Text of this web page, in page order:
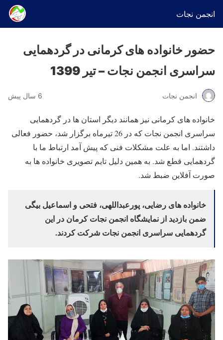
انجمن نجات
حضور خانواده های کرمانی در گردهمایی
سراسری انجمن نجات – تیر 1399
انجمن نجات 6 سال پیش
خانواده های کرمانی نیز همانند دیگر استان ها در گردهمایی
سراسری انجمن نجات که در 26 تیرماه برگزار شد، حضور فعالی
داشتند. اما به علت مشکلات فنی که پیش آمد ارتباط ما با
گردهمایی قطع شد. به همین دلیل تایم تصویری خانواده ها به
صورت آفلاین ضبط شد.
خانواده های رضایی، پورعبداللهی، فتحی و اسماعیل بیگی
ضمن بازدید از نمایشگاه انجمن نجات کرمان در این
گردهمایی سراسری انجمن نجات شرکت کردند.